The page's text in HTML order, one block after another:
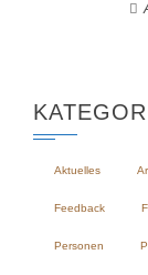
Aktuelles
Feedback
Personen